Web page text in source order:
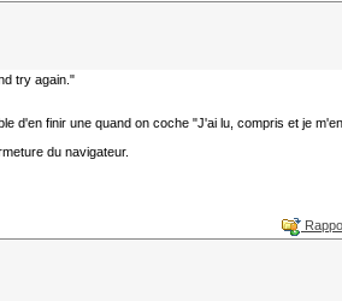
try again."
d'en finir une quand on coche "J'ai lu, compris et je
du navigateur.